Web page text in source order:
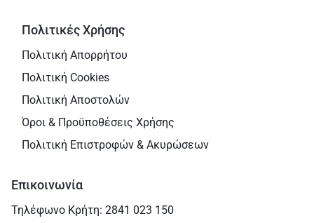
Πολιτικές Χρήσης
Πολιτική Απορρήτου
Πολιτική Cookies
Πολιτική Αποστολών
Όροι & Προϋποθέσεις Χρήσης
Πολιτική Επιστροφών & Ακυρώσεων
Επικοινωνία
Τηλέφωνο Κρήτη: 2841 023 150